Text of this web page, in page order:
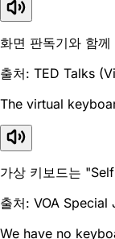
화면 판독기와 함
출처: TED Talks
The virtual
가상 키보드는
출처: VOA
We have no